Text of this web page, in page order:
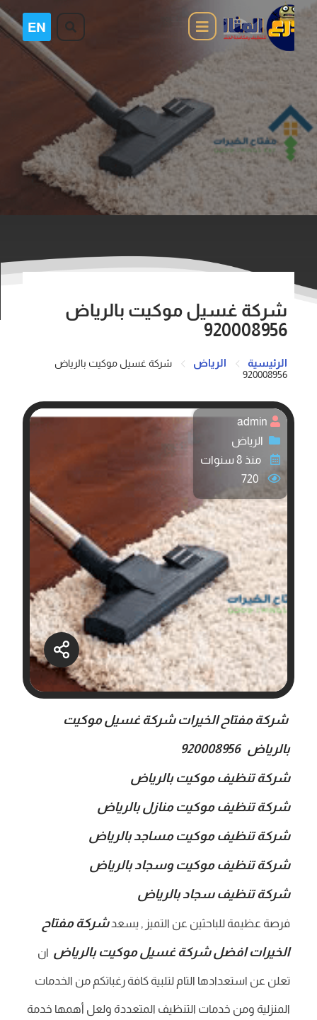
شركة غسيل موكيت بالرياض
920008956
الرئيسية الرياض
شركة غسيل موكيت بالرياض
920008956
admin
الرياض
منذ 8 سنوات
720
شركة مفتاح الخيرات شركة غسيل موكيت
بالرياض920008956
شركة تنظيف موكيت بالرياض
شركة تنظيف موكيت منازل بالرياض
شركة تنظيف موكيت مساجد بالرياض
شركة تنظيف موكيت وسجاد بالرياض
شركة تنظيف سجاد بالرياض
فرصة عظيمة للباحثين عن التميز , يسعدشركة مفتاح
الخيرات افضل شركة غسيل موكيت بالرياض ان
تعلن عن استعدادها التام لتلبية كافة رغباتكم من الخدمات
المنزلية ومن خدمات التنظيف المتعددة ولعل أهمها خدمة